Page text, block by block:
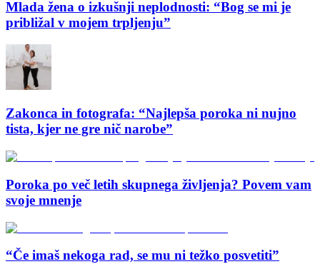
Mlada žena o izkušnji neplodnosti: “Bog se mi je
približal v mojem trpljenju”
Zakonca in fotografa: “Najlepša poroka ni nujno
tista, kjer ne gre nič narobe”
Poroka po več letih skupnega življenja? Povem vam
svoje mnenje
“Če imaš nekoga rad, se mu ni težko posvetiti”